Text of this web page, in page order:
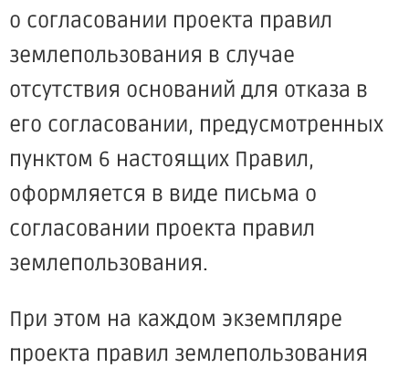
о согласовании проекта правил
землепользования в случае
отсутствия оснований для отказа в
его согласовании, предусмотренных
пунктом 6 настоящих Правил,
оформляется в виде письма о
согласовании проекта правил
землепользования.
При этом на каждом экземпляре
проекта правил землепользования